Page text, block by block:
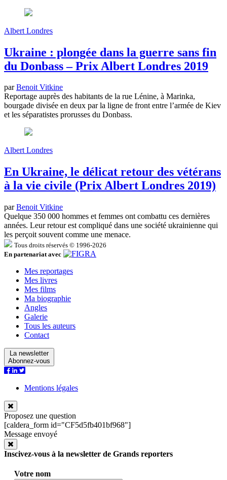
Albert Londres
Ukraine : plongée dans la guerre sans fin
du Donbass – Prix Albert Londres 2019
parBenoit Vitkine
Reportage auprès des habitants de la rue Lénine, à Marinka,
bourgade divisée en deux par la ligne de front entre l’armée de Kiev
et les séparatistes prorusses du Donbass.
Albert Londres
En Ukraine, le délicat retour des vétérans
à la vie civile (Prix Albert Londres 2019)
parBenoit Vitkine
Quelque 350 000 hommes et femmes ont combattu ces dernières
années. Leur retour est compliqué dans une société ukrainienne qui
les perçoit souvent comme une menace.
Tous droits réservés © 1996-2026
En partenariat avec
Mes reportages
Mes livres
Mes films
Ma biographie
Angles
Galerie
Tous les auteurs
Contact
La newsletter
Abonnez-vous
Mentions légales
Proposez une question
[caldera_form id="CF5d5fb401bf968"]
Message envoyé
Inscivez-vous à la newsletter de Grands reporters
Votre nom